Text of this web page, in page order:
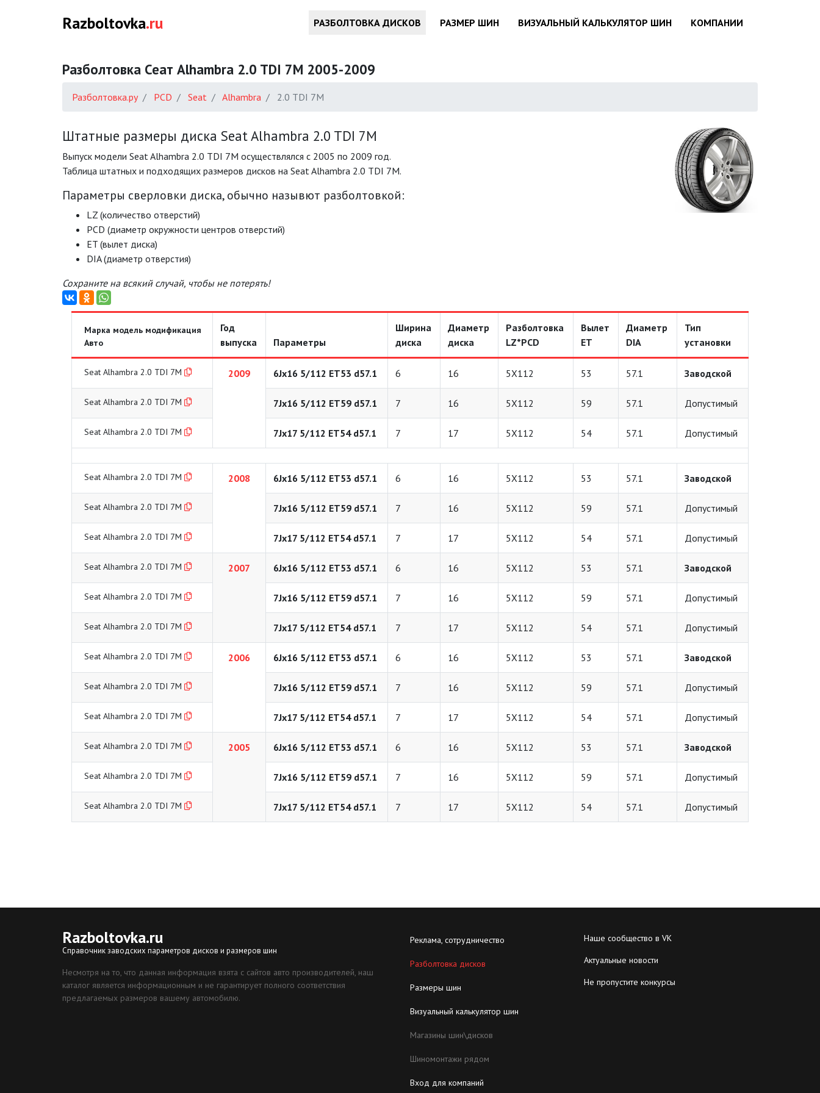
Razboltovka.ru РАЗБОЛТОВКА ДИСКОВ РАЗМЕР ШИН ВИЗУАЛЬНЫЙ КАЛЬКУЛЯТОР ШИН КОМПАНИИ
Разболтовка Сеат Alhambra 2.0 TDI 7M 2005-2009
Разболтовка.ру PCD Seat Alhambra 2.0 TDI 7M
Штатные размеры диска Seat Alhambra 2.0 TDI 7M
Выпуск модели Seat Alhambra 2.0 TDI 7M осуществлялся с 2005 по 2009 год.
Таблица штатных и подходящих размеров дисков на Seat Alhambra 2.0 TDI 7M.
Параметры сверловки диска, обычно назывют разболтовкой:
LZ (количество отверстий)
PCD (диаметр окружности центров отверстий)
ET (вылет диска)
DIA (диаметр отверстия)
Сохраните на всякий случай, чтобы не потерять!
Марка модель модификация
Авто
Год
выпуска
Параметры
Ширина
диска
Диаметр
диска
Разболтовка
LZ*PCD
Вылет
ET
Диаметр
DIA
Тип
установки
Seat Alhambra 2.0 TDI 7M 2009 6Jx16 5/112 ET53 d57.1 6 16 5X112 53 57.1 Заводской
Seat Alhambra 2.0 TDI 7M 7Jx16 5/112 ET59 d57.1 7 16 5X112 59 57.1 Допустимый
Seat Alhambra 2.0 TDI 7M 7Jx17 5/112 ET54 d57.1 7 17 5X112 54 57.1 Допустимый
Seat Alhambra 2.0 TDI 7M 2008 6Jx16 5/112 ET53 d57.1 6 16 5X112 53 57.1 Заводской
Seat Alhambra 2.0 TDI 7M 7Jx16 5/112 ET59 d57.1 7 16 5X112 59 57.1 Допустимый
Seat Alhambra 2.0 TDI 7M 7Jx17 5/112 ET54 d57.1 7 17 5X112 54 57.1 Допустимый
Seat Alhambra 2.0 TDI 7M 2007 6Jx16 5/112 ET53 d57.1 6 16 5X112 53 57.1 Заводской
Seat Alhambra 2.0 TDI 7M 7Jx16 5/112 ET59 d57.1 7 16 5X112 59 57.1 Допустимый
Seat Alhambra 2.0 TDI 7M 7Jx17 5/112 ET54 d57.1 7 17 5X112 54 57.1 Допустимый
Seat Alhambra 2.0 TDI 7M 2006 6Jx16 5/112 ET53 d57.1 6 16 5X112 53 57.1 Заводской
Seat Alhambra 2.0 TDI 7M 7Jx16 5/112 ET59 d57.1 7 16 5X112 59 57.1 Допустимый
Seat Alhambra 2.0 TDI 7M 7Jx17 5/112 ET54 d57.1 7 17 5X112 54 57.1 Допустимый
Seat Alhambra 2.0 TDI 7M 2005 6Jx16 5/112 ET53 d57.1 6 16 5X112 53 57.1 Заводской
Seat Alhambra 2.0 TDI 7M 7Jx16 5/112 ET59 d57.1 7 16 5X112 59 57.1 Допустимый
Seat Alhambra 2.0 TDI 7M 7Jx17 5/112 ET54 d57.1 7 17 5X112 54 57.1 Допустимый
Razboltovka.ru
Справочник заводских параметров дисков и размеров шин
Несмотря на то, что данная информация взята с сайтов авто производителей, наш
каталог является информационным и не гарантирует полного соответствия
предлагаемых размеров вашему автомобилю.
Реклама, сотрудничество
Разболтовка дисков
Размеры шин
Визуальный калькулятор шин
Магазины шин\дисков
Шиномонтажи рядом
Вход для компаний
Наше сообщество в VK
Актуальные новости
Не пропустите конкурсы